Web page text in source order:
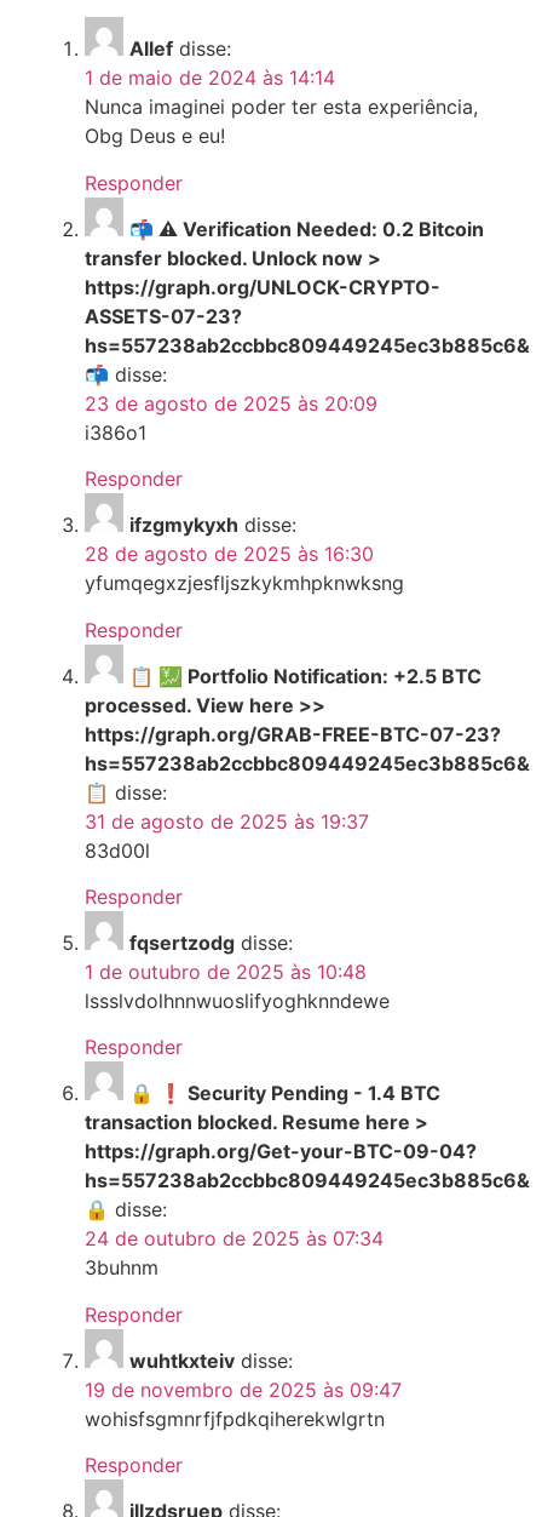
Allef disse:
1 de maio de 2024 às 14:14
Nunca imaginei poder ter esta experiência,
Obg Deus e eu!
Responder
📬 ⚠️ Verification Needed: 0.2 Bitcoin
transfer blocked. Unlock now >
https://graph.org/UNLOCK-CRYPTO-
ASSETS-07-23?
hs=557238ab2ccbbc809449245ec3b885c6&
📬 disse:
23 de agosto de 2025 às 20:09
i386o1
Responder
ifzgmykyxh disse:
28 de agosto de 2025 às 16:30
yfumqegxzjesfljszkykmhpknwksng
Responder
📋 💹 Portfolio Notification: +2.5 BTC
processed. View here >>
https://graph.org/GRAB-FREE-BTC-07-23?
hs=557238ab2ccbbc809449245ec3b885c6&
📋 disse:
31 de agosto de 2025 às 19:37
83d00l
Responder
fqsertzodg disse:
1 de outubro de 2025 às 10:48
lssslvdolhnnwuoslifyoghknndewe
Responder
🔒 ❗ Security Pending - 1.4 BTC
transaction blocked. Resume here >
https://graph.org/Get-your-BTC-09-04?
hs=557238ab2ccbbc809449245ec3b885c6&
🔒 disse:
24 de outubro de 2025 às 07:34
3buhnm
Responder
wuhtkxteiv disse:
19 de novembro de 2025 às 09:47
wohisfsgmnrfjfpdkqiherekwlgrtn
Responder
illzdsruep disse: